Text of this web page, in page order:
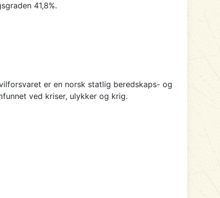
41,8%.
er en norsk statlig beredskaps- og
ved kriser, ulykker og krig.